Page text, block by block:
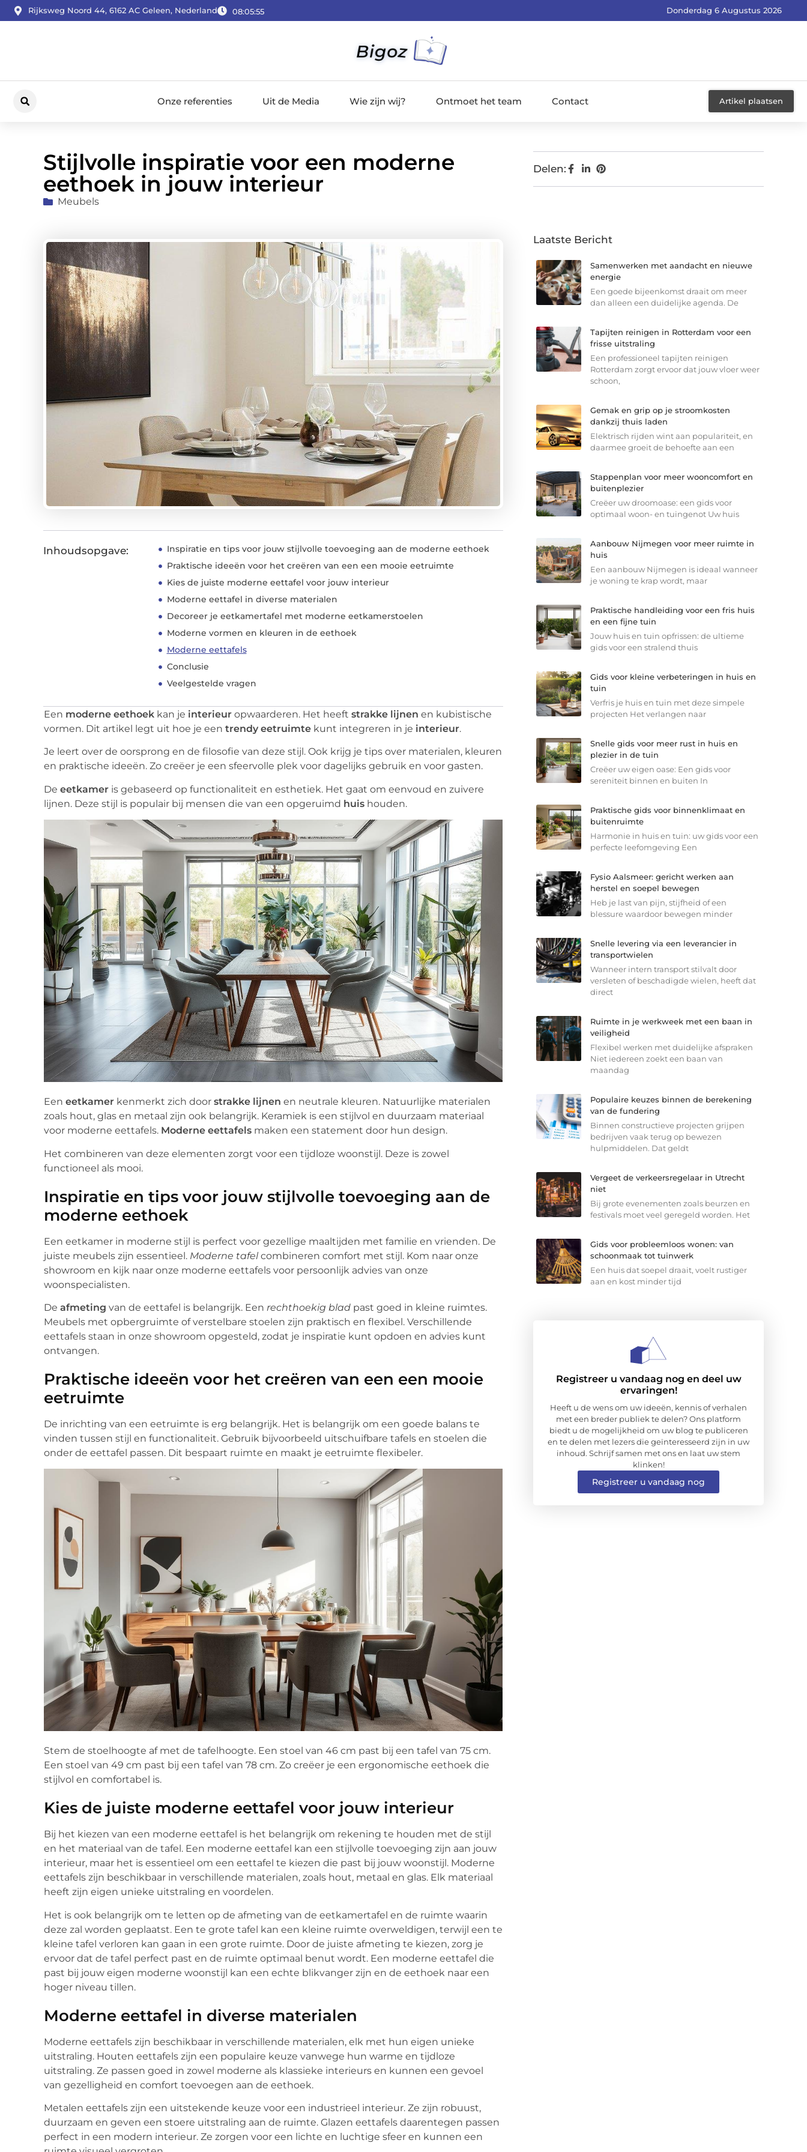
Rijksweg Noord 44, 6162 AC Geleen, Nederland 08:05:56 Donderdag 6 Augustus 2026
Onze referenties Uit de Media Wie zijn wij? Ontmoet het team Contact Artikel plaatsen
Stijlvolle inspiratie voor een moderne
eethoek in jouw interieur
Meubels
Inhoudsopgave:
Inspiratie en tips voor jouw stijlvolle toevoeging aan de moderne eethoek
Praktische ideeën voor het creëren van een een mooie eetruimte
Kies de juiste moderne eettafel voor jouw interieur
Moderne eettafel in diverse materialen
Decoreer je eetkamertafel met moderne eetkamerstoelen
Moderne vormen en kleuren in de eethoek
Moderne eettafels
Conclusie
Veelgestelde vragen
Een moderne eethoek kan je interieur opwaarderen. Het heeft strakke lijnen en kubistische
vormen. Dit artikel legt uit hoe je een trendy eetruimte kunt integreren in je interieur.
Je leert over de oorsprong en de filosofie van deze stijl. Ook krijg je tips over materialen, kleuren
en praktische ideeën. Zo creëer je een sfeervolle plek voor dagelijks gebruik en voor gasten.
De eetkamer is gebaseerd op functionaliteit en esthetiek. Het gaat om eenvoud en zuivere
lijnen. Deze stijl is populair bij mensen die van een opgeruimd huis houden.
Een eetkamer kenmerkt zich door strakke lijnen en neutrale kleuren. Natuurlijke materialen
zoals hout, glas en metaal zijn ook belangrijk. Keramiek is een stijlvol en duurzaam materiaal
voor moderne eettafels. Moderne eettafels maken een statement door hun design.
Het combineren van deze elementen zorgt voor een tijdloze woonstijl. Deze is zowel
functioneel als mooi.
Inspiratie en tips voor jouw stijlvolle toevoeging aan de
moderne eethoek
Een eetkamer in moderne stijl is perfect voor gezellige maaltijden met familie en vrienden. De
juiste meubels zijn essentieel. Moderne tafelcombineren comfort met stijl. Kom naar onze
showroom en kijk naar onze moderne eettafels voor persoonlijk advies van onze
woonspecialisten.
De afmeting van de eettafel is belangrijk. Een rechthoekig blad past goed in kleine ruimtes.
Meubels met opbergruimte of verstelbare stoelen zijn praktisch en flexibel. Verschillende
eettafels staan in onze showroom opgesteld, zodat je inspiratie kunt opdoen en advies kunt
ontvangen.
Praktische ideeën voor het creëren van een een mooie
eetruimte
De inrichting van een eetruimte is erg belangrijk. Het is belangrijk om een goede balans te
vinden tussen stijl en functionaliteit. Gebruik bijvoorbeeld uitschuifbare tafels en stoelen die
onder de eettafel passen. Dit bespaart ruimte en maakt je eetruimte flexibeler.
Stem de stoelhoogte af met de tafelhoogte. Een stoel van 46 cm past bij een tafel van 75 cm.
Een stoel van 49 cm past bij een tafel van 78 cm. Zo creëer je een ergonomische eethoek die
stijlvol en comfortabel is.
Kies de juiste moderne eettafel voor jouw interieur
Bij het kiezen van een moderne eettafel is het belangrijk om rekening te houden met de stijl
en het materiaal van de tafel. Een moderne eettafel kan een stijlvolle toevoeging zijn aan jouw
interieur, maar het is essentieel om een eettafel te kiezen die past bij jouw woonstijl. Moderne
eettafels zijn beschikbaar in verschillende materialen, zoals hout, metaal en glas. Elk materiaal
heeft zijn eigen unieke uitstraling en voordelen.
Het is ook belangrijk om te letten op de afmeting van de eetkamertafel en de ruimte waarin
deze zal worden geplaatst. Een te grote tafel kan een kleine ruimte overweldigen, terwijl een te
kleine tafel verloren kan gaan in een grote ruimte. Door de juiste afmeting te kiezen, zorg je
ervoor dat de tafel perfect past en de ruimte optimaal benut wordt. Een moderne eettafel die
past bij jouw eigen moderne woonstijl kan een echte blikvanger zijn en de eethoek naar een
hoger niveau tillen.
Moderne eettafel in diverse materialen
Moderne eettafels zijn beschikbaar in verschillende materialen, elk met hun eigen unieke
uitstraling. Houten eettafels zijn een populaire keuze vanwege hun warme en tijdloze
uitstraling. Ze passen goed in zowel moderne als klassieke interieurs en kunnen een gevoel
van gezelligheid en comfort toevoegen aan de eethoek.
Metalen eettafels zijn een uitstekende keuze voor een industrieel interieur. Ze zijn robuust,
duurzaam en geven een stoere uitstraling aan de ruimte. Glazen eettafels daarentegen passen
perfect in een modern interieur. Ze zorgen voor een lichte en luchtige sfeer en kunnen een
Delen:
Laatste Bericht
Samenwerken met aandacht en nieuwe
energie
Een goede bijeenkomst draait om meer
dan alleen een duidelijke agenda. De
Tapijten reinigen in Rotterdam voor een
frisse uitstraling
Een professioneel tapijten reinigen
Rotterdam zorgt ervoor dat jouw vloer weer
schoon,
Gemak en grip op je stroomkosten
dankzij thuis laden
Elektrisch rijden wint aan populariteit, en
daarmee groeit de behoefte aan een
Stappenplan voor meer wooncomfort en
buitenplezier
Creëer uw droomoase: een gids voor
optimaal woon- en tuingenot Uw huis
Aanbouw Nijmegen voor meer ruimte in
huis
Een aanbouw Nijmegen is ideaal wanneer
je woning te krap wordt, maar
Praktische handleiding voor een fris huis
en een fijne tuin
Jouw huis en tuin opfrissen: de ultieme
gids voor een stralend thuis
Gids voor kleine verbeteringen in huis en
tuin
Verfris je huis en tuin met deze simpele
projecten Het verlangen naar
Snelle gids voor meer rust in huis en
plezier in de tuin
Creëer uw eigen oase: Een gids voor
sereniteit binnen en buiten In
Praktische gids voor binnenklimaat en
buitenruimte
Harmonie in huis en tuin: uw gids voor een
perfecte leefomgeving Een
Fysio Aalsmeer: gericht werken aan
herstel en soepel bewegen
Heb je last van pijn, stijfheid of een
blessure waardoor bewegen minder
Snelle levering via een leverancier in
transportwielen
Wanneer intern transport stilvalt door
versleten of beschadigde wielen, heeft dat
direct
Ruimte in je werkweek met een baan in
veiligheid
Flexibel werken met duidelijke afspraken
Niet iedereen zoekt een baan van
maandag
Populaire keuzes binnen de berekening
van de fundering
Binnen constructieve projecten grijpen
bedrijven vaak terug op bewezen
hulpmiddelen. Dat geldt
Vergeet de verkeersregelaar in Utrecht
niet
Bij grote evenementen zoals beurzen en
festivals moet veel geregeld worden. Het
Gids voor probleemloos wonen: van
schoonmaak tot tuinwerk
Een huis dat soepel draait, voelt rustiger
aan en kost minder tijd
Registreer u vandaag nog en deel uw
ervaringen!
Heeft u de wens om uw ideeën, kennis of verhalen
met een breder publiek te delen? Ons platform
biedt u de mogelijkheid om uw blog te publiceren
en te delen met lezers die geïnteresseerd zijn in uw
inhoud. Schrijf samen met ons en laat uw stem
klinken!
Registreer u vandaag nog